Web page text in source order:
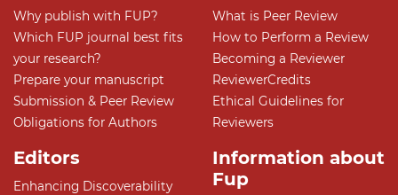
Why publish with FUP?
Which FUP journal best fits
your research?
Prepare your manuscript
Submission & Peer Review
Obligations for Authors
What is Peer Review
How to Perform a Review
Becoming a Reviewer
ReviewerCredits
Ethical Guidelines for
Reviewers
Editors
Enhancing Discoverability
Information about
Fup